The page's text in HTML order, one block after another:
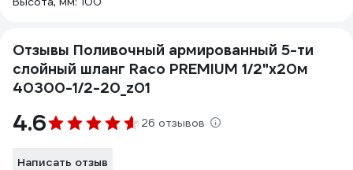
Отзывы Поливочный армированный 5-ти
слойный шланг Raco PREMIUM 1/2"x20м
40300-1/2-20_z01
4.6 26 отзывов
Написать отзыв